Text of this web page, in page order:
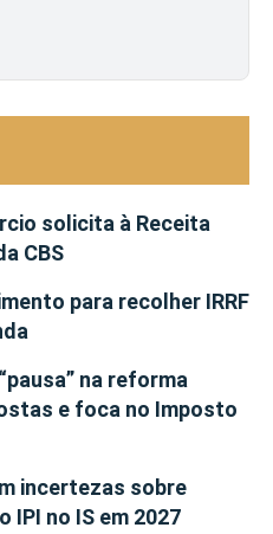
solicita à Receita
CBS
para recolher IRRF
na reforma
e foca no Imposto
incertezas sobre
IPI no IS em 2027